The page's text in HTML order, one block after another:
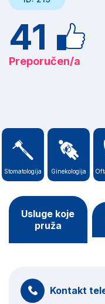
41
Preporučen/a
Stomatologija Ginekologija
Usluge koje
pruža
Kontakt